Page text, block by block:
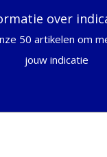
over
50 artikelen om
jouw indicatie